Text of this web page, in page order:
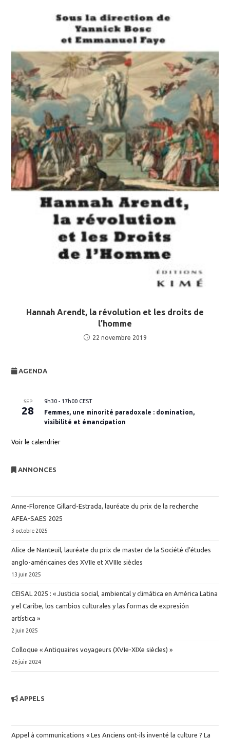
Hannah Arendt, la révolution et les droits de
l’homme
22 novembre 2019
AGENDA
SEP
28
9h30 - 17h00 CEST
Femmes, une minorité paradoxale : domination,
visibilité et émancipation
Voir le calendrier
ANNONCES
Anne-Florence Gillard-Estrada, lauréate du prix de la recherche
AFEA-SAES 2025
3 octobre 2025
Alice de Nanteuil, lauréate du prix de master de la Société d’études
anglo-américaines des XVIIe et XVIIIe siècles
13 juin 2025
CEISAL 2025 : « Justicia social, ambiental y climática en América Latina
y el Caribe, los cambios culturales y las formas de expresión
artística »
2 juin 2025
Colloque « Antiquaires voyageurs (XVIe-XIXe siècles) »
26 juin 2024
APPELS
Appel à communications « Les Anciens ont-ils inventé la culture ? La